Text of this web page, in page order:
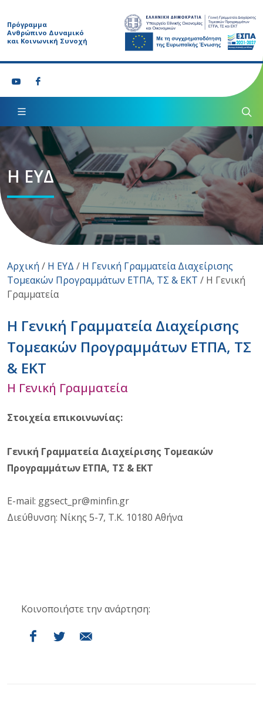
Πρόγραμμα
Ανθρώπινο Δυναμικό
και Κοινωνική Συνοχή
Η ΕΥΔ
Αρχική / Η ΕΥΔ / Η Γενική Γραμματεία Διαχείρισης
Τομεακών Προγραμμάτων ΕΤΠΑ, ΤΣ & ΕΚΤ / Η Γενική
Γραμματεία
Η Γενική Γραμματεία Διαχείρισης
Τομεακών Προγραμμάτων ΕΤΠΑ, ΤΣ
& ΕΚΤ
Η Γενική Γραμματεία
Στοιχεία επικοινωνίας:
Γενική Γραμματεία Διαχείρισης Τομεακών
Προγραμμάτων ΕΤΠΑ, ΤΣ & ΕΚΤ
E-mail: ggsect_pr@minfin.gr
Διεύθυνση: Νίκης 5-7, Τ.Κ. 10180 Αθήνα
Κοινοποιήστε την ανάρτηση: